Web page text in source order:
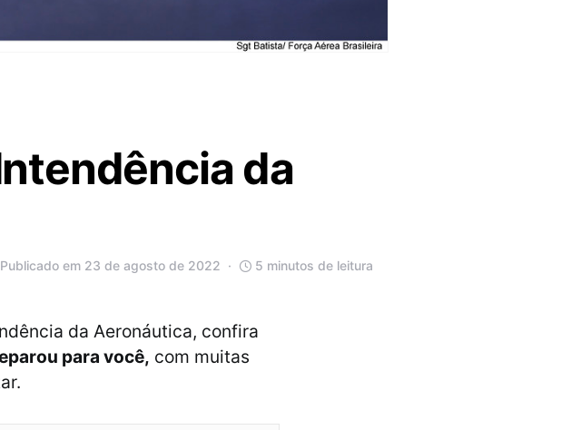
da
em 23 de agosto de 2022 5 minutos de leitura
da Aeronáutica, confira
para você, com muitas